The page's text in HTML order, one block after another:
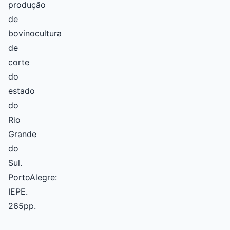
produção
de
bovinocultura
de
corte
do
estado
do
Rio
Grande
do
Sul.
PortoAlegre:
IEPE.
265pp.